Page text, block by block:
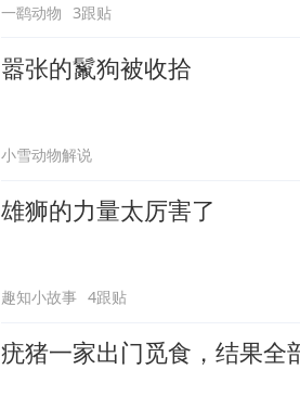
一鹞动物 3跟贴
嚣张的鬣狗被收拾
小雪动物解说
雄狮的力量太厉害了
趣知小故事 4跟贴
疣猪一家出门觅食，结果全